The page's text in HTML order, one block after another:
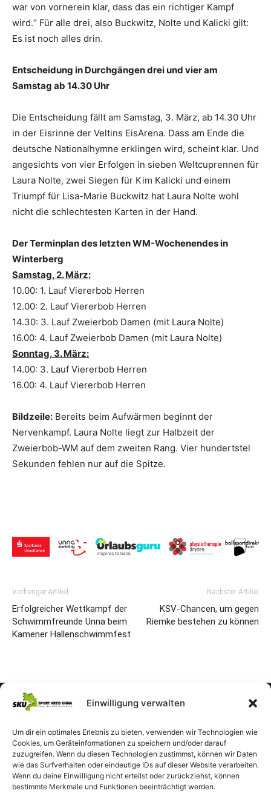
Einwilligung verwalten
Um dir ein optimales Erlebnis zu bieten, verwenden wir Technologien wie
Cookies, um Geräteinformationen zu speichern und/oder darauf
zuzugreifen. Wenn du diesen Technologien zustimmst, können wir Daten
wie das Surfverhalten oder eindeutige IDs auf dieser Website verarbeiten.
Wenn du deine Einwilligung nicht erteilst oder zurückziehst, können
bestimmte Merkmale und Funktionen beeinträchtigt werden.
war von vornerein klar, dass das ein richtiger Kampf
wird.“ Für alle drei, also Buckwitz, Nolte und Kalicki gilt:
Es ist noch alles drin.
Entscheidung in Durchgängen drei und vier am
Samstag ab 14.30 Uhr
Die Entscheidung fällt am Samstag, 3. März, ab 14.30 Uhr
in der Eisrinne der Veltins EisArena. Dass am Ende die
deutsche Nationalhymne erklingen wird, scheint klar. Und
angesichts von vier Erfolgen in sieben Weltcuprennen für
Laura Nolte, zwei Siegen für Kim Kalicki und einem
Triumpf für Lisa-Marie Buckwitz hat Laura Nolte wohl
nicht die schlechtesten Karten in der Hand.
Der Terminplan des letzten WM-Wochenendes in
Winterberg
Samstag, 2. März:
10.00: 1. Lauf Viererbob Herren
12.00: 2. Lauf Viererbob Herren
14.30: 3. Lauf Zweierbob Damen (mit Laura Nolte)
16.00: 4. Lauf Zweierbob Damen (mit Laura Nolte)
Sonntag, 3. März:
14.00: 3. Lauf Viererbob Herren
16.00: 4. Lauf Viererbob Herren
Bildzeile: Bereits beim Aufwärmen beginnt der
Nervenkampf. Laura Nolte liegt zur Halbzeit der
Zweierbob-WM auf dem zweiten Rang. Vier hundertstel
Sekunden fehlen nur auf die Spitze.
Vorheriger Artikel
Erfolgreicher Wettkampf der
Schwimmfreunde Unna beim
Kamener Hallenschwimmfest
Nächster Artikel
KSV-Chancen, um gegen
Riemke bestehen zu können